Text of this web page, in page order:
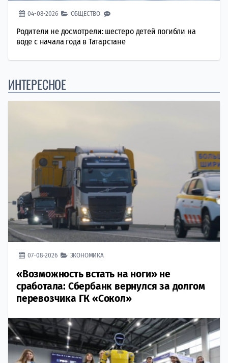
04-08-2026 ОБЩЕСТВО
Родители не досмотрели: шестеро детей погибли на
воде с начала года в Татарстане
ИНТЕРЕСНОЕ
07-08-2026 ЭКОНОМИКА
«Возможность встать на ноги» не
сработала: Сбербанк вернулся за долгом
перевозчика ГК «Сокол»